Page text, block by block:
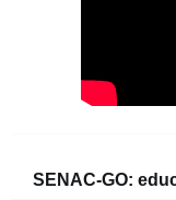
SENAC-GO: